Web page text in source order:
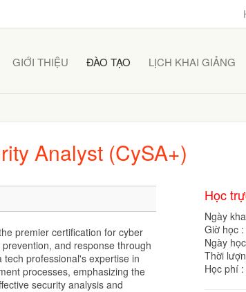
GIỚI THIỆU ĐÀO TẠO LỊCH KHAI GIẢNG
Analyst (CySA+)
premier certification for cyber
and response through
professional's expertise in
processes, emphasizing the
security analysis and
Học
Ngày
Giờ học :
Ngày
Thời
Học phí :